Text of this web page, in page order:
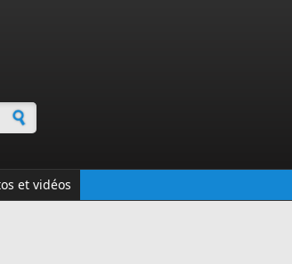
et vidéos